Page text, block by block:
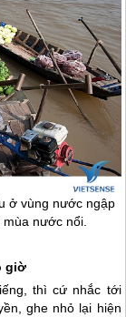
ở vùng nước ngập
nước nổi.
giờ
thì cứ nhắc tới
ghe nhỏ lại hiện